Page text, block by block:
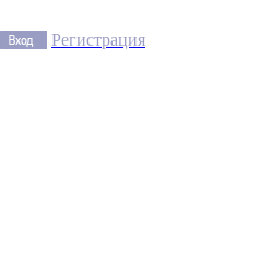
Регистрация